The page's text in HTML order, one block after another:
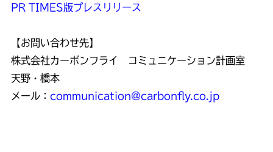
PR TIMES版プレスリリース
【お問い合わせ先】
株式会社カーボンフライ コミュニケーション計画室
天野・橋本
メール： communication@carbonfly.co.jp